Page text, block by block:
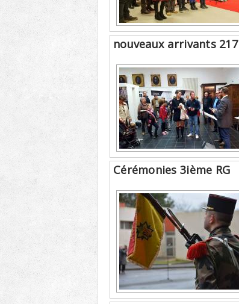
nouveaux arrivants 217
Cérémonies 3ième RG